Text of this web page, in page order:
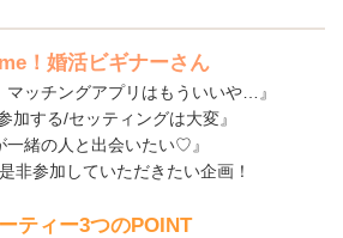
！婚活ビギナーさん
マッチングアプリはもういいや…』
加する/セッティングは大変』
一緒の人と出会いたい♡』
非参加していただきたい企画！
ティー3つのPOINT